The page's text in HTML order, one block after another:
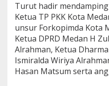
i
m
d
a
M
e
d
a
n
Turut hadir
Ketua TP PKK Kota
unsur Forkopimda Kota
Ketua DPRD Medan H
Alrahman, Ketua
Ismiralda Wiriya
Hasan Matsum serta